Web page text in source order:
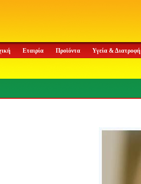
Εταιρία Προϊόντα Υγεία & Διατροφή